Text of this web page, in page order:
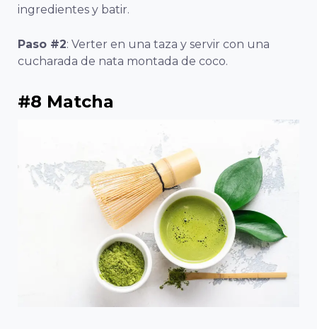
ingredientes y batir.
Paso #2: Verter en una taza y servir con una
cucharada de nata montada de coco.
#8 Matcha